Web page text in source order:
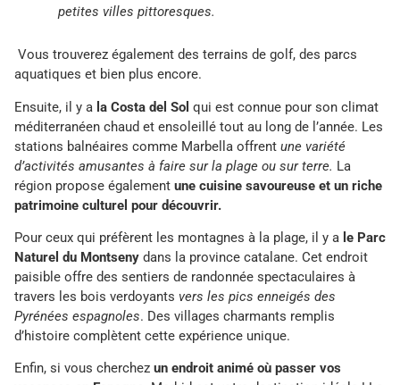
petites villes pittoresques.
Vous trouverez également des terrains de golf, des parcs
aquatiques et bien plus encore.
Ensuite, il y a la Costa del Sol qui est connue pour son climat
méditerranéen chaud et ensoleillé tout au long de l’année. Les
stations balnéaires comme Marbella offrent une variété
d’activités amusantes à faire sur la plage ou sur terre. La
région propose également une cuisine savoureuse et un riche
patrimoine culturel pour découvrir.
Pour ceux qui préfèrent les montagnes à la plage, il y a le Parc
Naturel du Montseny dans la province catalane. Cet endroit
paisible offre des sentiers de randonnée spectaculaires à
travers les bois verdoyants vers les pics enneigés des
Pyrénées espagnoles. Des villages charmants remplis
d’histoire complètent cette expérience unique.
Enfin, si vous cherchez un endroit animé où passer vos